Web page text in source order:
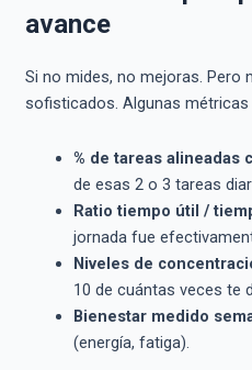
avance
Si no mides, no mejoras. Pero
sofisticados. Algunas métricas
% de tareas alineadas
de esas 2 o 3 tareas
Ratio tiempo útil /
jornada fue
Niveles de
10 de cuántas veces te
Bienestar medido
(energía, fatiga).